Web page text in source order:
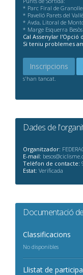
* Parc Firal de
* Pavelló Parets del
* Avda, Litoral de
* Marge Esquerra
Cal Assenylar l'Opció
Si teniu problemes
Inscripcions
s'han tancat.
Dades de
Organitzador:
E-mail:
Telèfon de contacte:
Estat: Verificada
Documentació
Classificacions
No disponibles
Llistat de